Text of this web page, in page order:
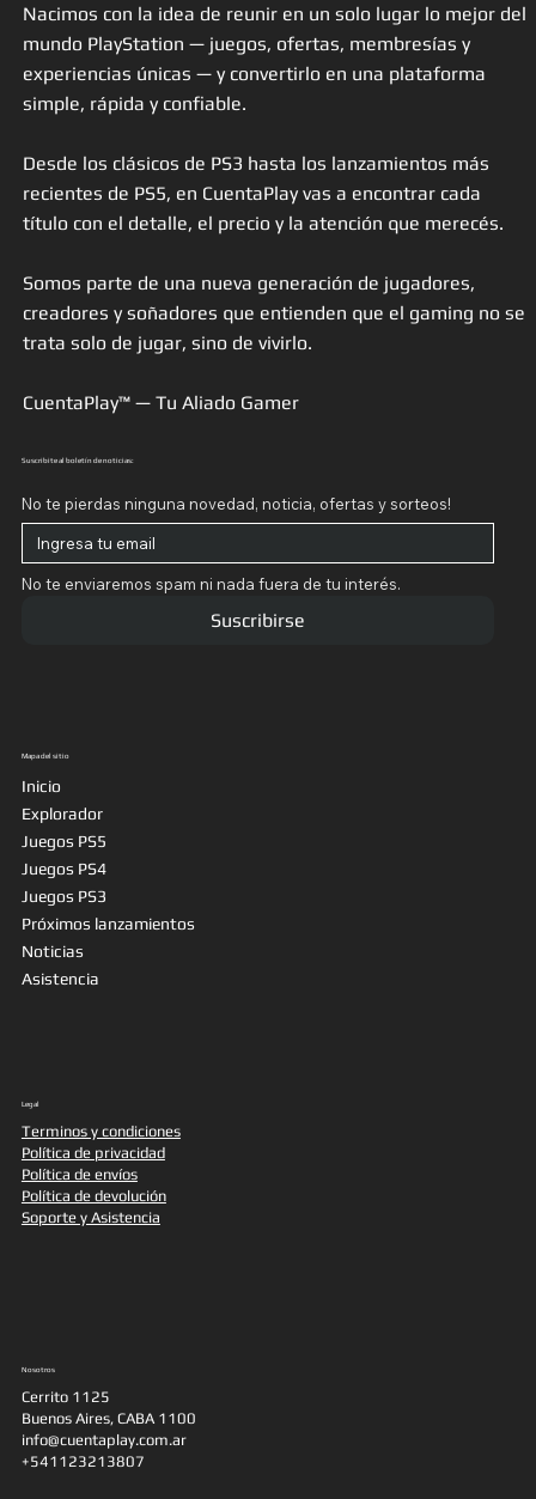
Nacimos con la idea de reunir en un solo lugar lo mejor del
mundo PlayStation — juegos, ofertas, membresías y
experiencias únicas — y convertirlo en una plataforma
simple, rápida y confiable.
Desde los clásicos de PS3 hasta los lanzamientos más
recientes de PS5, en CuentaPlay vas a encontrar cada
título con el detalle, el precio y la atención que merecés.
Somos parte de una nueva generación de jugadores,
creadores y soñadores que entienden que el gaming no se
trata solo de jugar, sino de vivirlo.
CuentaPlay™ — Tu Aliado Gamer
Suscribite al boletín de noticias:
No te pierdas ninguna novedad, noticia, ofertas y sorteos!
No te enviaremos spam ni nada fuera de tu interés.
Suscribirse
Mapa del sitio
Inicio
Explorador
Juegos PS5
Juegos PS4
Juegos PS3
Próximos lanzamientos
Noticias
Asistencia
Legal
Terminos y condiciones
Política de privacidad
Política de envíos
Política de devolución
Soporte y Asistencia
Nosotros
Cerrito 1125
Buenos Aires, CABA 1100
info@cuentaplay.com.ar
+541123213807